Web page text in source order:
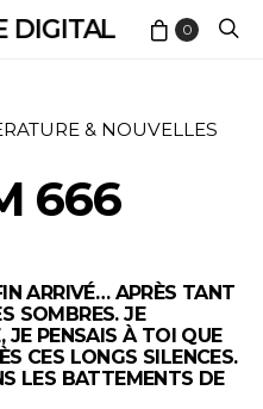
DIGITAL 0
& NOUVELLES
666
ARRIVÉ… APRÈS TANT
SOMBRES. JE
JE PENSAIS À TOI QUE
CES LONGS SILENCES.
LES BATTEMENTS DE